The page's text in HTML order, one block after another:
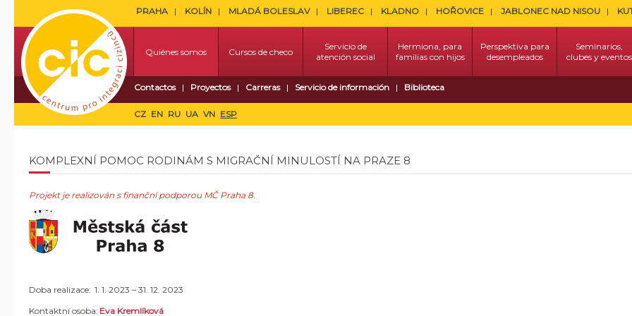
PRAHA KOLÍN MLADÁ BOLESLAV LIBEREC KLADNO HOŘOVICE JABLONEC NAD NISOU
Quiénes somos Cursos de checo
Servicio de
atención social
Hermiona, para
familias con hijos
Perspektiva para
desempleados
Seminarios,
clubes y eventos
Contactos Proyectos Carreras Servicio de información Biblioteca
CZ EN RU UA VN ESP
KOMPLEXNÍ POMOC RODINÁM S MIGRAČNÍ MINULOSTÍ NA PRAZE 8
Projekt je realizován s finanční podporouMČ Praha 8.
Doba realizace: 1. 1. 2023 – 31. 12. 2023
Kontaktní osoba: Eva Kremlíková